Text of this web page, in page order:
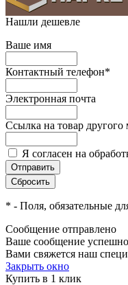
Нашли дешевле
Ваше имя
Контактный телефон*
Электронная почта
Ссылка на товар другого
Я согласен на
* - Поля, обязательные
Сообщение отправлено
Ваше сообщение
Вами свяжется наш
Закрыть окно
Купить в 1 клик